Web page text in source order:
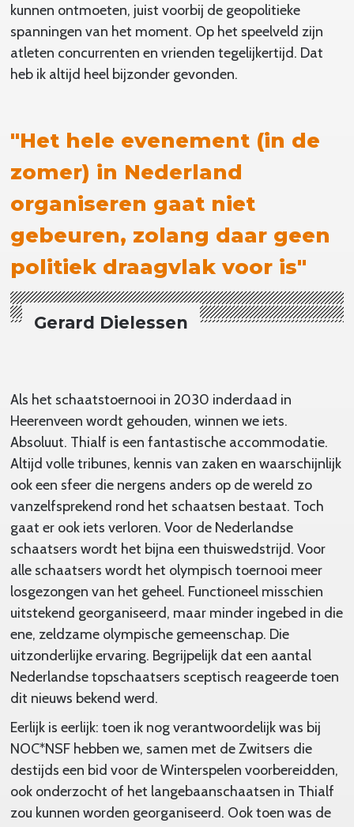
kunnen ontmoeten, juist voorbij de geopolitieke
spanningen van het moment. Op het speelveld zijn
atleten concurrenten en vrienden tegelijkertijd. Dat
heb ik altijd heel bijzonder gevonden.
"Het hele evenement (in de
zomer) in Nederland
organiseren gaat niet
gebeuren, zolang daar geen
politiek draagvlak voor is"
Gerard Dielessen
Als het schaatstoernooi in 2030 inderdaad in
Heerenveen wordt gehouden, winnen we iets.
Absoluut. Thialf is een fantastische accommodatie.
Altijd volle tribunes, kennis van zaken en waarschijnlijk
ook een sfeer die nergens anders op de wereld zo
vanzelfsprekend rond het schaatsen bestaat. Toch
gaat er ook iets verloren. Voor de Nederlandse
schaatsers wordt het bijna een thuiswedstrijd. Voor
alle schaatsers wordt het olympisch toernooi meer
losgezongen van het geheel. Functioneel misschien
uitstekend georganiseerd, maar minder ingebed in die
ene, zeldzame olympische gemeenschap. Die
uitzonderlijke ervaring. Begrijpelijk dat een aantal
Nederlandse topschaatsers sceptisch reageerde toen
dit nieuws bekend werd.
Eerlijk is eerlijk: toen ik nog verantwoordelijk was bij
NOC*NSF hebben we, samen met de Zwitsers die
destijds een bid voor de Winterspelen voorbereidden,
ook onderzocht of het langebaanschaatsen in Thialf
zou kunnen worden georganiseerd. Ook toen was de